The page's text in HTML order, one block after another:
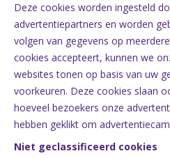
Deze cookies worden ingesteld
advertentiepartners en worden
volgen van gegevens op
cookies accepteert, kunnen we
websites tonen op basis van uw
voorkeuren. Deze cookies slaan
hoeveel bezoekers onze
hebben geklikt om
Niet geclassificeerd cookies